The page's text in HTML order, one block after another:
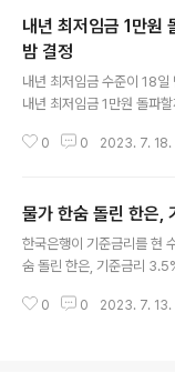
내년 최저임금 1만원
밤 결정
내년 최저임금 수준이 18
내년 최저임금 1만원 돌파
이 18일 밤 또는 19일 새
y 앱 월급 연봉 실수령액 /
om
0 0 2023. 7. 18.
물가 한숨 돌린 한은,
한국은행이 기준금리를 현
숨 돌린 한은, 기준금리
금리를 다시 3.50%로 묶
0 0 2023. 7. 13.